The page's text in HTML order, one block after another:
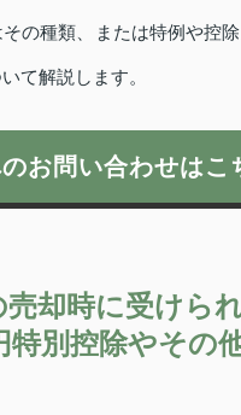
の種類、または特例や控
て解説します。
お問い合わせはこ
売却時に受けら
特別控除やその